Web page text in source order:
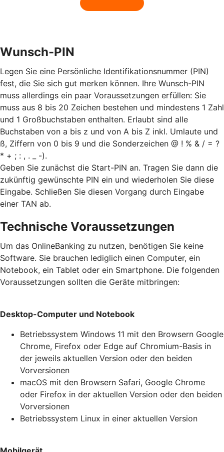
Wunsch-PIN
Legen Sie eine Persönliche Identifikationsnummer (PIN)
fest, die Sie sich gut merken können. Ihre Wunsch-PIN
muss allerdings ein paar Voraussetzungen erfüllen: Sie
muss aus 8 bis 20 Zeichen bestehen und mindestens 1 Zahl
und 1 Großbuchstaben enthalten. Erlaubt sind alle
Buchstaben von a bis z und von A bis Z inkl. Umlaute und
ß, Ziffern von 0 bis 9 und die Sonderzeichen @ ! % & / = ?
* + ; : , . _ -).
Geben Sie zunächst die Start-PIN an. Tragen Sie dann die
zukünftig gewünschte PIN ein und wiederholen Sie diese
Eingabe. Schließen Sie diesen Vorgang durch Eingabe
einer TAN ab.
Technische Voraussetzungen
Um das OnlineBanking zu nutzen, benötigen Sie keine
Software. Sie brauchen lediglich einen Computer, ein
Notebook, ein Tablet oder ein Smartphone. Die folgenden
Voraussetzungen sollten die Geräte mitbringen:
Desktop-Computer und Notebook
Betriebssystem Windows 11 mit den Browsern Google
Chrome, Firefox oder Edge auf Chromium-Basis in
der jeweils aktuellen Version oder den beiden
Vorversionen
macOS mit den Browsern Safari, Google Chrome
oder Firefox in der aktuellen Version oder den beiden
Vorversionen
Betriebssystem Linux in einer aktuellen Version